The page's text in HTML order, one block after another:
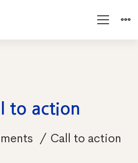
to action
Call to action